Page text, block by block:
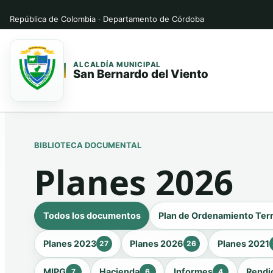
Saltar
Saltar
República de Colombia · Departamento de Córdoba
ALCALDÍA MUNICIPAL
San Bernardo del Viento
BIBLIOTECA DOCUMENTAL
Planes 2026
Todos los documentos Plan de Ordenamiento
Planes 2023 27 Planes 2026 26 Planes 2021